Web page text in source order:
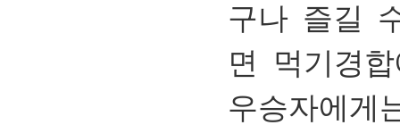
구나 즐길
면 먹기경
우승자에게